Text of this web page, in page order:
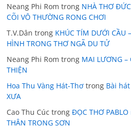
Neang Phi Rom trong NHÀ THƠ
CÕI VÔ THƯỜNG RONG CHƠI
T.V.Dân trong KHÚC TÍM DƯỚI CẦU
HÌNH TRONG THƠ NGÃ DU TỬ
Neang Phi Rom trong MAI LƯƠNG –
THIỆN
Hoa Thu Vàng Hát-Thơ trong Bài hát
XƯA
Cao Thu Cúc trongĐỌC THƠ
THÂN TRONG SƠN